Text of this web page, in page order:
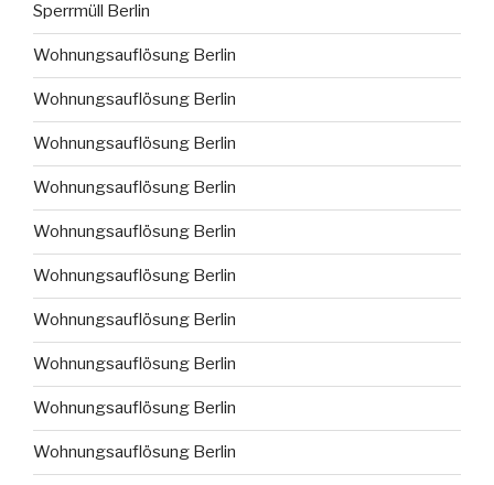
Sperrmüll Berlin
Wohnungsauflösung Berlin
Wohnungsauflösung Berlin
Wohnungsauflösung Berlin
Wohnungsauflösung Berlin
Wohnungsauflösung Berlin
Wohnungsauflösung Berlin
Wohnungsauflösung Berlin
Wohnungsauflösung Berlin
Wohnungsauflösung Berlin
Wohnungsauflösung Berlin